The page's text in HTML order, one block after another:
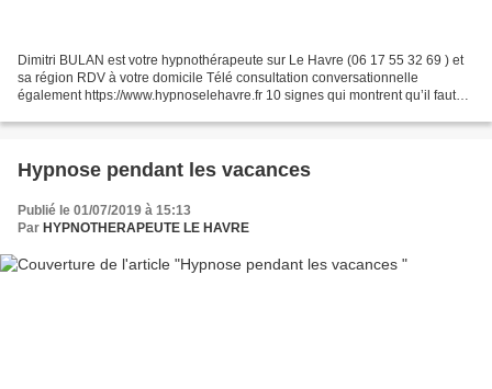
Dimitri BULAN est votre hypnothérapeute sur Le Havre (06 17 55 32 69 ) et
sa région RDV à votre domicile Télé consultation conversationnelle
également https://www.hypnoselehavre.fr 10 signes qui montrent qu’il faut
Hypnose pendant les vacances
Publié le 01/07/2019 à 15:13
Par HYPNOTHERAPEUTE LE HAVRE